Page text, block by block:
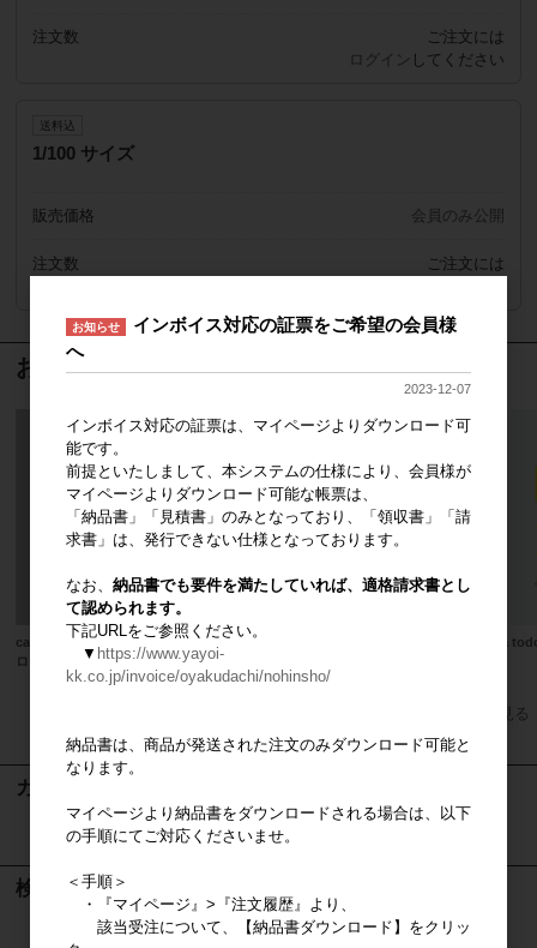
注文数
ご注文には
ログイン してください
送料込
1/100 サイズ
販売価格 会員のみ公開
注文数
ご注文には
おすすめ商品
casa ビニールバッグ（スタンプ風
ロゴデザイン）
CGパース製作サービス casa
すべてのおすすめ商品を見る
カート
カートは空です
検索
お知らせ
インボイス対応の証票をご希望の会員様
へ
2023-12-07
インボイス対応の証票は、マイページよりダウンロード可
能です。
前提といたしまして、本システムの仕様により、会員様が
マイページよりダウンロード可能な帳票は、
「納品書」「見積書」のみとなっており、「領収書」「請
求書」は、発行できない仕様となっております。
なお、 納品書でも要件を満たしていれば、適格請求書とし
て認められます。
下記URLをご参照ください。
▼ https://www.yayoi-
kk.co.jp/invoice/oyakudachi/nohinsho/
納品書は、商品が発送された注文のみダウンロード可能と
なります。
マイページより納品書をダウンロードされる場合は、以下
の手順にてご対応くださいませ。
＜手順＞
・『マイページ』>『注文履歴』より、
該当受注について、【納品書ダウンロード】をクリッ